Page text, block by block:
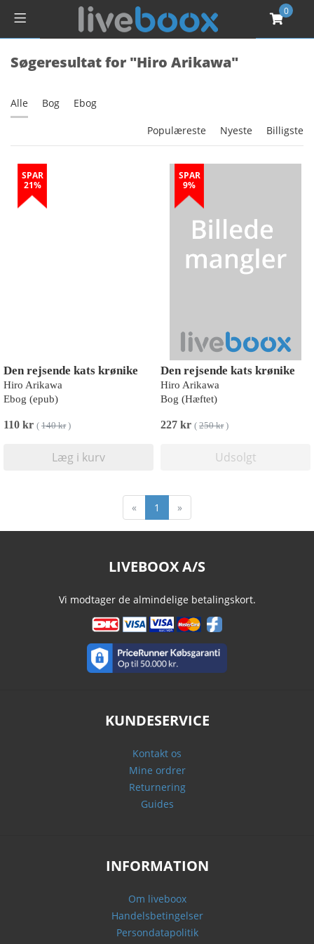
0
Søgeresultat for "Hiro Arikawa"
Alle Bog Ebog
Populæreste Nyeste Billigste
SPAR
21%
Den rejsende kats krønike
Hiro Arikawa
Ebog (epub)
110 kr ( 140 kr)
Læg i kurv
SPAR
9%
Den rejsende kats krønike
Hiro Arikawa
Bog (Hæftet)
227 kr ( 250 kr)
Udsolgt
« 1 »
LIVEBOOX A/S
Vi modtager de almindelige betalingskort.
KUNDESERVICE
Kontakt os
Mine ordrer
Returnering
Guides
INFORMATION
Om liveboox
Handelsbetingelser
Persondatapolitik